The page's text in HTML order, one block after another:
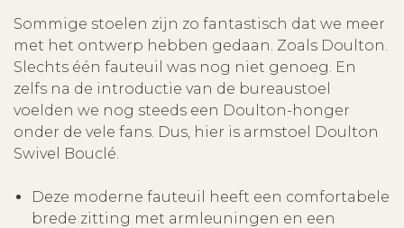
Sommige stoelen zijn zo fantastisch dat we meer
met het ontwerp hebben gedaan. Zoals Doulton.
Slechts één fauteuil was nog niet genoeg. En
zelfs na de introductie van de bureaustoel
voelden we nog steeds een Doulton-honger
onder de vele fans. Dus, hier is armstoel Doulton
Swivel Bouclé.
Deze moderne fauteuil heeft een comfortabele
brede zitting met armleuningen en een